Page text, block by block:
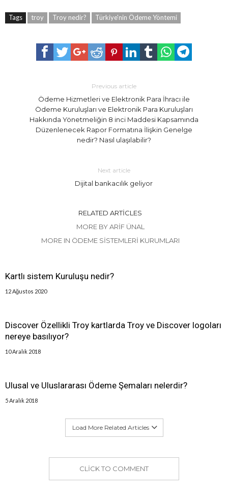
Tags troy Troy nedir? Türkiye'nin Ödeme Yöntemi
Previous article
Ödeme Hizmetleri ve Elektronik Para İhracı ile
Ödeme Kuruluşları ve Elektronik Para Kuruluşları
Hakkında Yönetmeliğin 8 inci Maddesi Kapsamında
Düzenlenecek Rapor Formatına İlişkin Genelge
nedir? Nasıl ulaşılabilir?
Next article
Dijital bankacılık geliyor
RELATED ARTICLES
MORE BY ARIF ÜNAL
MORE IN ÖDEME SISTEMLERI KURUMLARI
Kartlı sistem Kuruluşu nedir?
12 Ağustos 2020
Discover Özellikli Troy kartlarda Troy ve Discover logoları
nereye basılıyor?
10 Aralık 2018
Ulusal ve Uluslararası Ödeme Şemaları nelerdir?
5 Aralık 2018
Load More Related Articles
CLICK TO COMMENT